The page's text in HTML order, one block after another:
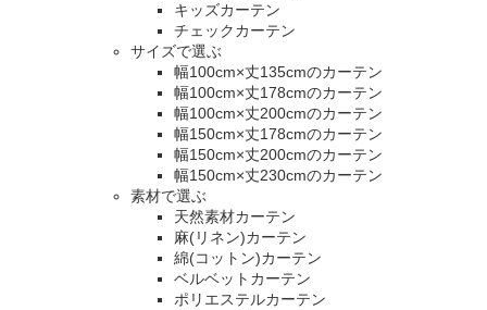
キッズカーテン
チェックカーテン
サイズで選ぶ
幅100cm×丈135cmのカーテン
幅100cm×丈178cmのカーテン
幅100cm×丈200cmのカーテン
幅150cm×丈178cmのカーテン
幅150cm×丈200cmのカーテン
幅150cm×丈230cmのカーテン
素材で選ぶ
天然素材カーテン
麻(リネン)カーテン
綿(コットン)カーテン
ベルベットカーテン
ポリエステルカーテン